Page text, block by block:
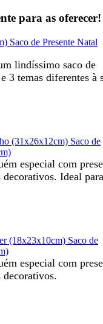
para as oferecer!
Saco de Presente Natal
lindíssimo saco de
3 temas diferentes à
Saco de
especial com
decorativos. Ideal
Saco de
especial com
decorativos.